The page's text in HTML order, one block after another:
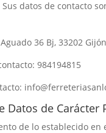
datos de contacto
36 Bj, 33202
984194815
Datos de Carácter
de lo establecido en